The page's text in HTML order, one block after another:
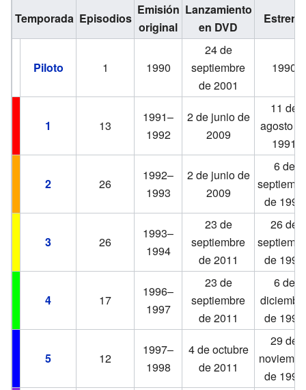
Temporada Episodios
Emisión
original
Lanzamiento
en DVD
Estreno
Piloto 1 1990
24 de
septiembre
de 2001
1990
1 13
1991–
1992
2 de junio de
2009
11 de
agosto
1991
2 26
1992–
1993
2 de junio de
2009
6 de
de 1992
3 26
1993–
1994
23 de
septiembre
de 2011
26 de
de 1993
4 17
1996–
1997
23 de
septiembre
de 2011
6 de
de 1996
5 12
1997–
1998
4 de octubre
de 2011
29 de
de 1997